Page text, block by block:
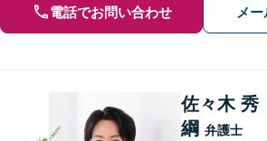
電話でお問い合わせ メ
佐々木 秀
綱 弁護士